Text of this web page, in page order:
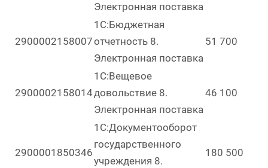
Электронная поставка
2900002158007
1С:Бюджетная
отчетность 8.
Электронная поставка
51 700
2900002158014
1С:Вещевое
довольствие 8.
Электронная поставка
46 100
2900001850346
1С:Документооборот
государственного
учреждения 8.
180 500